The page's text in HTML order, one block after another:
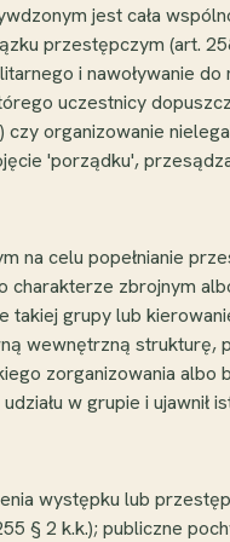
jest cała
przestępczym (art.
i nawoływanie do
uczestnicy
organizowanie
'porządku',
na celu popełnianie
zbrojnym
grupy lub
wewnętrzną strukturę,
zorganizowania albo
w grupie i ujawnił
występku lub
§ 2 k.k.); publiczne